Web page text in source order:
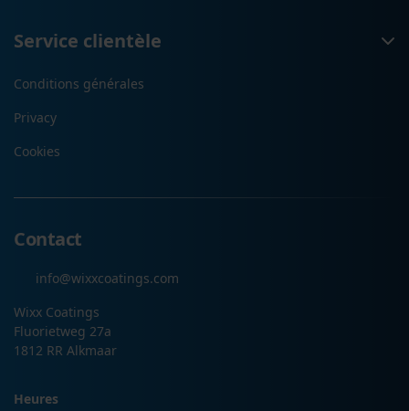
Service clientèle
Conditions générales
Privacy
Cookies
Contact
info@wixxcoatings.com
Wixx Coatings
Fluorietweg 27a
1812 RR Alkmaar
Heures